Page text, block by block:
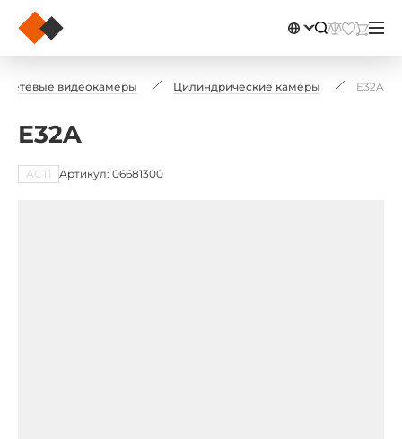
Сетевые видеокамеры Цилиндрические камеры E32A
E32A
ACTi Артикул: 06681300